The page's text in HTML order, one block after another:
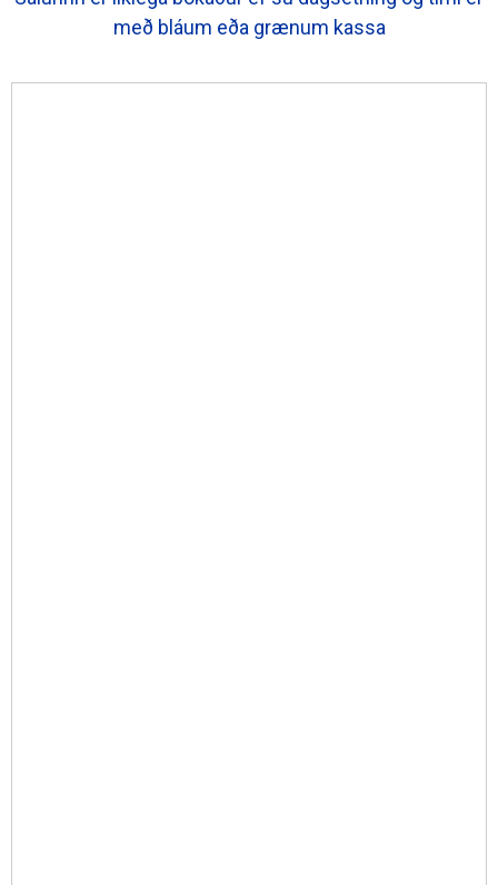
með bláum eða grænum kassa